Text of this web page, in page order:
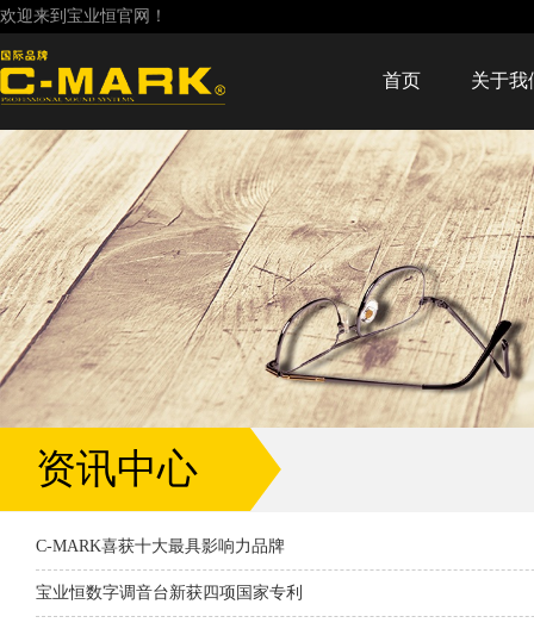
欢迎来到宝业恒官网！
首页 关于我
资讯中心
C-MARK喜获十大最具影响力品牌
宝业恒数字调音台新获四项国家专利